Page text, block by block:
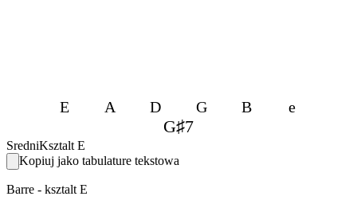
E A D G B e
G♯7
SredniKsztalt E
Kopiuj jako tabulature tekstowa
Barre - ksztalt E